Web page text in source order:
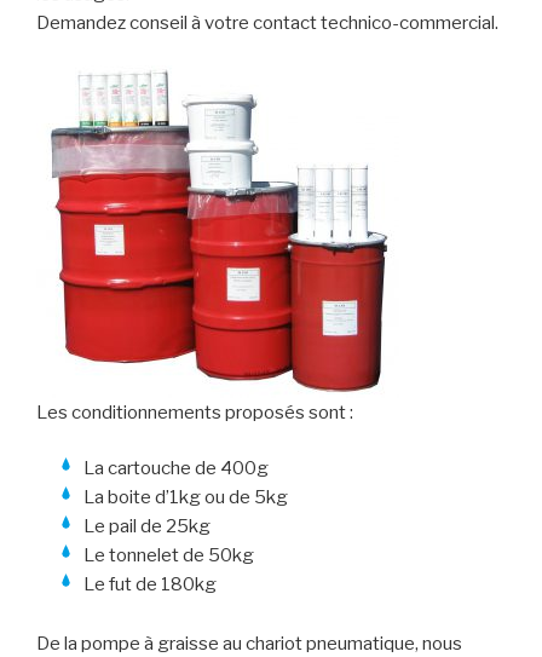
Demandez conseil à votre contact technico-commercial.
Les conditionnements proposés sont :
La cartouche de 400g
La boite d’1kg ou de 5kg
Le pail de 25kg
Le tonnelet de 50kg
Le fut de 180kg
De la pompe à graisse au chariot pneumatique, nous